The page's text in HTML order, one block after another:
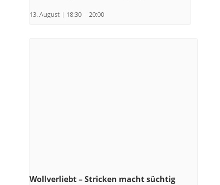
13. August | 18:30 – 20:00
Wollverliebt – Stricken macht süchtig